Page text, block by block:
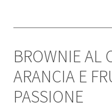
BROWNIE AL
ARANCIA E
PASSIONE